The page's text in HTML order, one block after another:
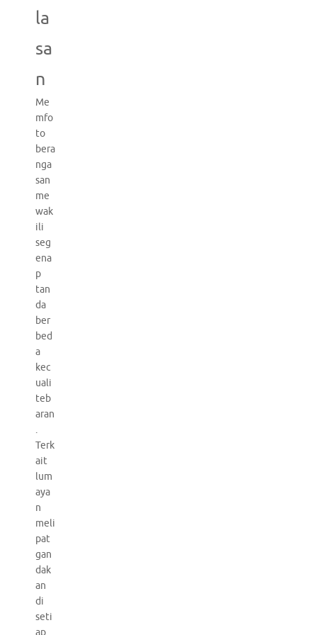
la
sa
n
Me
mfo
to
bera
nga
san
me
wak
ili
seg
ena
p
tan
da
ber
bed
a
kec
uali
teb
aran
.
Terk
ait
lum
aya
n
meli
pat
gan
dak
an
di
seti
ap